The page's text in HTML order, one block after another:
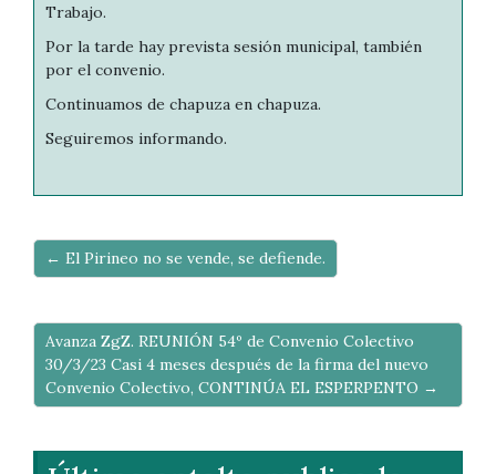
Trabajo.
Por la tarde hay prevista sesión municipal, también
por el convenio.
Continuamos de chapuza en chapuza.
Seguiremos informando.
← El Pirineo no se vende, se defiende.
Avanza ZgZ. REUNIÓN 54º de Convenio Colectivo
30/3/23 Casi 4 meses después de la firma del nuevo
Convenio Colectivo, CONTINÚA EL ESPERPENTO →